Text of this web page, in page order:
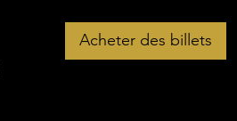
Acheter des billets